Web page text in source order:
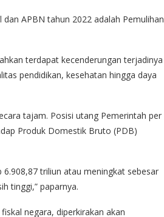
APBN tahun 2022 adalah Pemulihan
terdapat kecenderungan terjadinya
pendidikan, kesehatan hingga daya
tajam. Posisi utang Pemerintah per
Produk Domestik Bruto (PDB)
triliun atau meningkat sebesar
tinggi,” paparnya.
negara, diperkirakan akan